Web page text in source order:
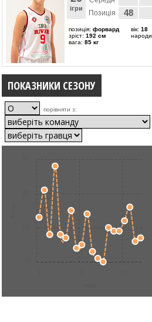
ігри
Позиція 48
позиція: форвард
зріст: 192 см
вага: 85 кг
вік: 18
ПОКАЗНИКИ СЕЗОНУ
порівняти з: